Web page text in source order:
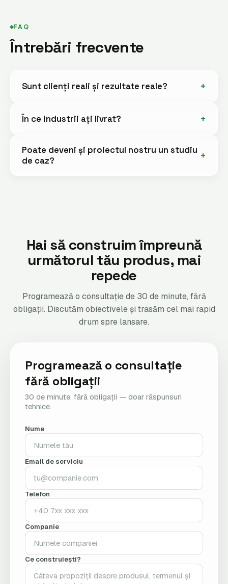
FAQ
Întrebări frecvente
Sunt clienți reali și rezultate reale?
În ce industrii ați livrat?
Poate deveni și proiectul nostru un studiu
de caz?
Hai să construim împreună
următorul tău produs, mai
repede
Programează o consultație de 30 de minute, fără
obligații. Discutăm obiectivele și trasăm cel mai rapid
drum spre lansare.
Programează o consultație
fără obligații
30 de minute, fără obligații — doar răspunsuri
tehnice.
Nume
Email de serviciu
Telefon
Companie
Ce construiești?